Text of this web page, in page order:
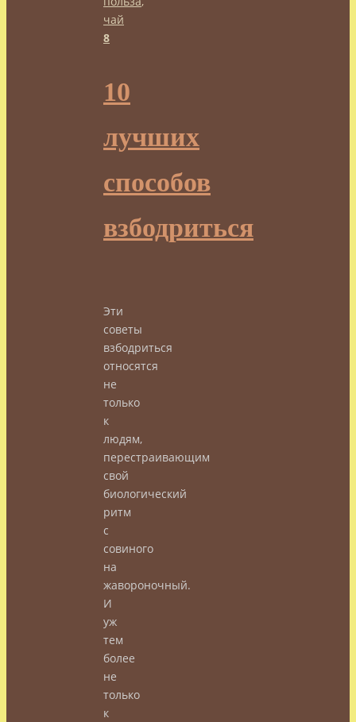
чай
8
10
лучших
способов
взбодриться
Эти
советы
взбодриться
относятся
не
только
к
людям,
перестраивающим
свой
биологический
ритм
с
совиного
на
жавороночный.
И
уж
тем
более
не
только
к